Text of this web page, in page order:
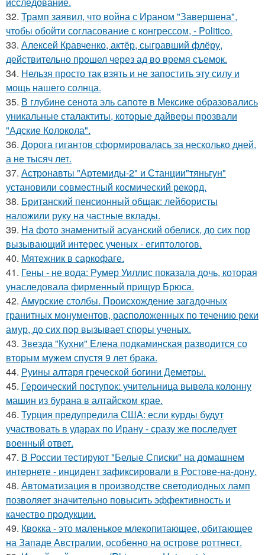
32. Трамп заявил, что война с Ираном "Завершена",
чтобы обойти согласование с конгрессом, - Politico.
33. Алексей Кравченко, актёр, сыгравший флёру,
действительно прошел через ад во время съемок.
34. Нельзя просто так взять и не запостить эту силу и
мощь нашего солнца.
35. В глубине сенота эль сапоте в Мексике образовались
уникальные сталактиты, которые дайверы прозвали
"Адские Колокола".
36. Дорога гигантов сформировалась за несколько дней,
а не тысяч лет.
37. Астронавты "Артемиды-2" и Станции"тяньгун"
установили совместный космический рекорд.
38. Британский пенсионный общак: лейбористы
наложили руку на частные вклады.
39. На фото знаменитый асуанский обелиск, до сих пор
вызывающий интерес ученых - египтологов.
40. Мятежник в саркофаге.
41. Гены - не вода: Румер Уиллис показала дочь, которая
унаследовала фирменный прищур Брюса.
42. Амурские столбы. Происхождение загадочных
гранитных монументов, расположенных по течению реки
амур, до сих пор вызывает споры ученых.
43. Звезда "Кухни" Елена подкаминская разводится со
вторым мужем спустя 9 лет брака.
44. Руины алтаря греческой богини Деметры.
45. Героический поступок: учительница вывела колонну
машин из бурана в алтайском крае.
46. Турция предупредила США: если курды будут
участвовать в ударах по Ирану - сразу же последует
военный ответ.
47. В России тестируют "Белые Списки" на домашнем
интернете - инцидент зафиксировали в Ростове-на-дону.
48. Автоматизация в производстве светодиодных ламп
позволяет значительно повысить эффективность и
качество продукции.
49. Квокка - это маленькое млекопитающее, обитающее
на Западе Австралии, особенно на острове роттнест.